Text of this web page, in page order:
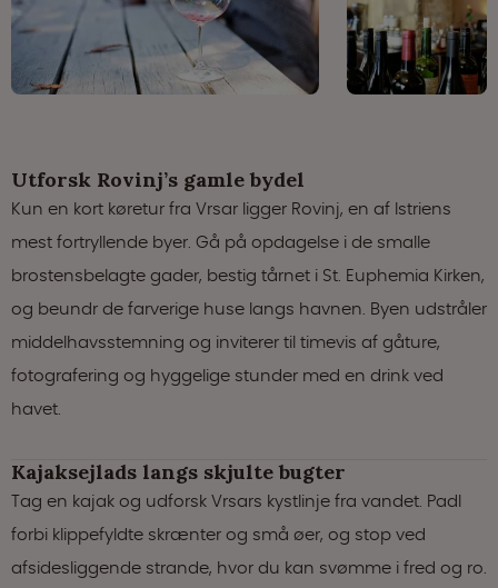
Utforsk Rovinj’s gamle bydel
Kun en kort køretur fra Vrsar ligger Rovinj, en af Istriens
mest fortryllende byer. Gå på opdagelse i de smalle
brostensbelagte gader, bestig tårnet i St. Euphemia Kirken,
og beundr de farverige huse langs havnen. Byen udstråler
middelhavsstemning og inviterer til timevis af gåture,
fotografering og hyggelige stunder med en drink ved
havet.
Kajaksejlads langs skjulte bugter
Tag en kajak og udforsk Vrsars kystlinje fra vandet. Padl
forbi klippefyldte skrænter og små øer, og stop ved
afsidesliggende strande, hvor du kan svømme i fred og ro.